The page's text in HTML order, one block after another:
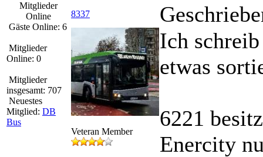
Mitglieder
Online
Gäste Online: 6
Mitglieder
Online: 0
Mitglieder
insgesamt: 707
Neuestes
Mitglied: DB
Bus
8337
Veteran Member
Ich
etwas
6221
Enercity